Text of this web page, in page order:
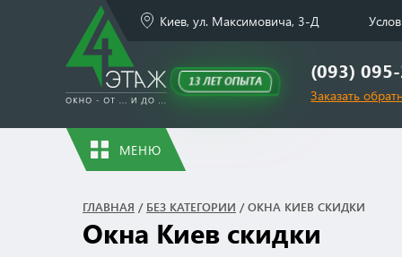
Киев, ул. Максимовича, 3-Д
13 ЛЕТ ОПЫТА (093)
Заказать
МЕНЮ
ГЛАВНАЯ / БЕЗ КАТЕГОРИИ /ОКНА КИЕВ СКИДКИ
Окна Киев скидки